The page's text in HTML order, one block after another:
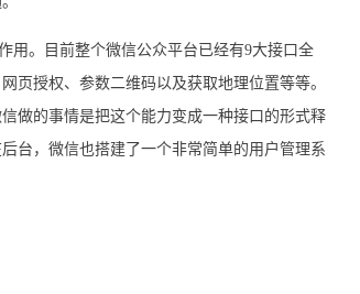
。目前整个微信公众平台已经有9大接口全
页授权、参数二维码以及获取地理位置等等。
做的事情是把这个能力变成一种接口的形式释
台，微信也搭建了一个非常简单的用户管理系